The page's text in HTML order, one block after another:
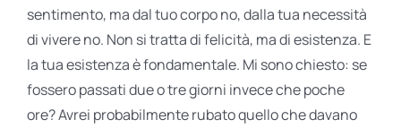
sentimento, ma dal tuo corpo no, dalla tua necessità
di vivere no. Non si tratta di felicità, ma di esistenza. E
la tua esistenza è fondamentale. Mi sono chiesto: se
fossero passati due o tre giorni invece che poche
ore? Avrei probabilmente rubato quello che davano